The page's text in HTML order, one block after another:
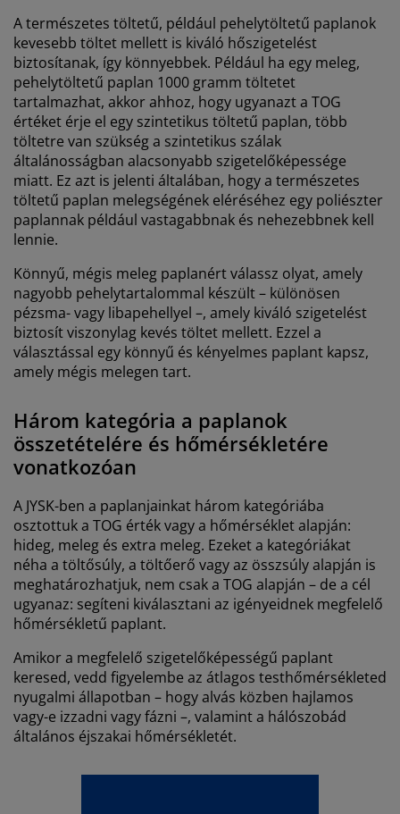
A természetes töltetű, például pehelytöltetű paplanok
kevesebb töltet mellett is kiváló hőszigetelést
biztosítanak, így könnyebbek. Például ha egy meleg,
pehelytöltetű paplan 1000 gramm töltetet
tartalmazhat, akkor ahhoz, hogy ugyanazt a TOG
értéket érje el egy szintetikus töltetű paplan, több
töltetre van szükség a szintetikus szálak
általánosságban alacsonyabb szigetelőképessége
miatt. Ez azt is jelenti általában, hogy a természetes
töltetű paplan melegségének eléréséhez egy poliészter
paplannak például vastagabbnak és nehezebbnek kell
lennie.
Könnyű, mégis meleg paplanért válassz olyat, amely
nagyobb pehelytartalommal készült – különösen
pézsma- vagy libapehellyel –, amely kiváló szigetelést
biztosít viszonylag kevés töltet mellett. Ezzel a
választással egy könnyű és kényelmes paplant kapsz,
amely mégis melegen tart.
Három kategória a paplanok
összetételére és hőmérsékletére
vonatkozóan
A JYSK-ben a paplanjainkat három kategóriába
osztottuk a TOG érték vagy a hőmérséklet alapján:
hideg, meleg és extra meleg. Ezeket a kategóriákat
néha a töltősúly, a töltőerő vagy az összsúly alapján is
meghatározhatjuk, nem csak a TOG alapján – de a cél
ugyanaz: segíteni kiválasztani az igényeidnek megfelelő
hőmérsékletű paplant.
Amikor a megfelelő szigetelőképességű paplant
keresed, vedd figyelembe az átlagos testhőmérsékleted
nyugalmi állapotban – hogy alvás közben hajlamos
vagy-e izzadni vagy fázni –, valamint a hálószobád
általános éjszakai hőmérsékletét.